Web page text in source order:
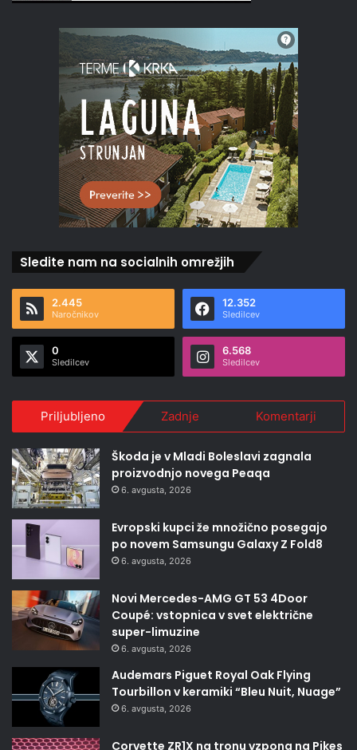
Sledite nam na socialnih omrežjih
2.445
Naročnikov
12.352
Sledilcev
0
Sledilcev
6.568
Sledilcev
Priljubljeno Zadnje Komentarji
Škoda je v Mladi Boleslavi zagnala
proizvodnjo novega Peaqa
6. avgusta, 2026
Evropski kupci že množično posegajo
po novem Samsungu Galaxy Z Fold8
6. avgusta, 2026
Novi Mercedes-AMG GT 53 4Door
Coupé: vstopnica v svet električne
super-limuzine
6. avgusta, 2026
Audemars Piguet Royal Oak Flying
Tourbillon v keramiki “Bleu Nuit, Nuage”
6. avgusta, 2026
Corvette ZR1X na tronu vzpona na Pikes